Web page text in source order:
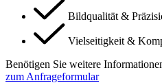
Bildqualität &
Vielseitigkeit &
Benötigen Sie weitere
zum Anfrageformular